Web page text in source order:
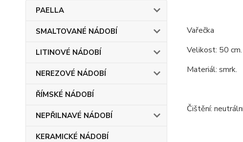
PAELLA
SMALTOVANÉ NÁDOBÍ
LITINOVÉ NÁDOBÍ
NEREZOVÉ NÁDOBÍ
ŘÍMSKÉ NÁDOBÍ
NEPŘILNAVÉ NÁDOBÍ
KERAMICKÉ NÁDOBÍ
Vařečka
Velikost: 50 cm.
Materiál: smrk.
Čištění: